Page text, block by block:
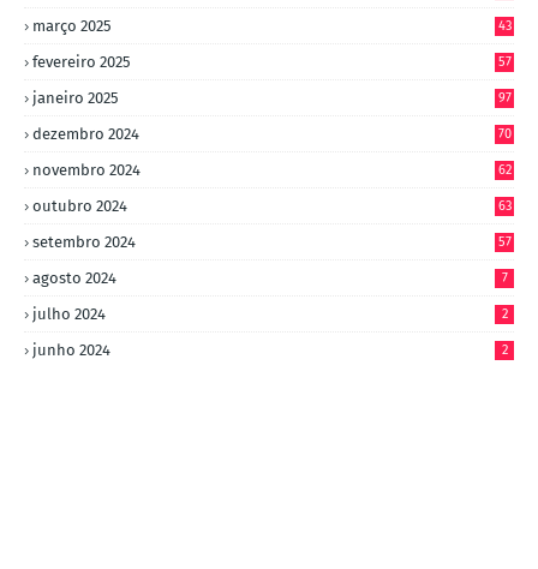
março 2025 43
fevereiro 2025 57
janeiro 2025 97
dezembro 2024 70
novembro 2024 62
outubro 2024 63
setembro 2024 57
agosto 2024 7
julho 2024 2
junho 2024 2